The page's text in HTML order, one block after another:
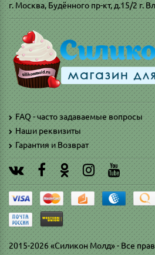
г. Москва, Будённого пр-кт, д.15/2 г.
FAQ - часто задаваемые вопросы
Наши реквизиты
Гарантия и Возврат
2015-2026 «Силикон Молд» - Все